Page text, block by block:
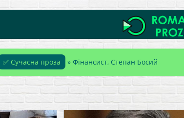
✅ Сучасна проза » Фінансист, Степан Босий